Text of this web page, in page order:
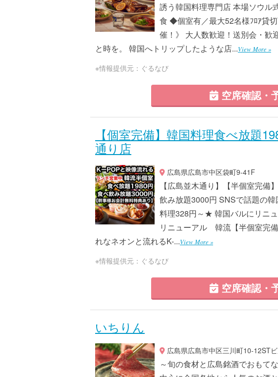
誘う韓国料理専門店 本場ソウル
食 ◆個室有／最大52名様ﾌﾛｱ貸
催！》 大人数歓迎！送別会・歓
と時を。 韓国へトリップしたような店...View More »
※情報提供元：ぐるなび
空席確認・
【個室完備】韓国料理食べ放題
通り店
広島県広島市中区袋町9-41F
【広島並木通り】【半個室完
飲み放題3000円 SNSで話題の
料理328円～★ 韓国バルにリニ
リニューアル 韓流【半個室完
れなネオンと流れるK-...View More »
※情報提供元：ぐるなび
空席確認・
いちりん
広島県広島市中区三川町10-12ST
～旬の食材と広島銘酒でおもて